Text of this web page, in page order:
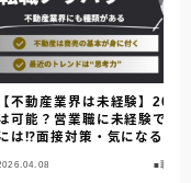
【不動産業界は未経験】20代
可能？営業職に未経験で転
は⁉︎面接対策・気になる年
■職種